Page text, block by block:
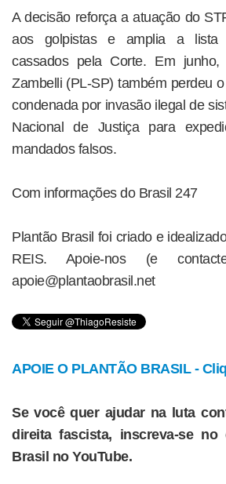
A decisão reforça a atuação do
aos golpistas e amplia a lista
cassados pela Corte. Em
Zambelli (PL-SP) também perdeu
condenada por invasão ilegal de
Nacional de Justiça para
mandados falsos.
Com informações do Brasil 247
Plantão Brasil foi criado e
REIS. Apoie-nos (e
apoie@plantaobrasil.net
APOIE O PLANTÃO BRASIL -
Se você quer ajudar na luta
direita fascista, inscreva-se no
Brasil no YouTube.